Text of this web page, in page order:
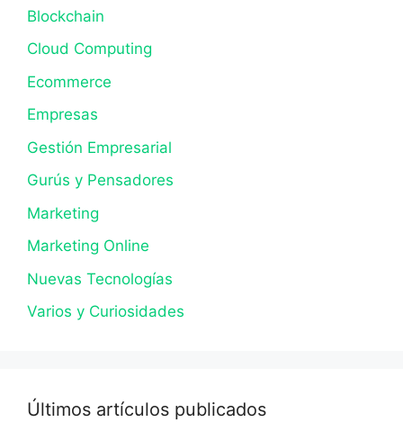
Blockchain
Cloud Computing
Ecommerce
Empresas
Gestión Empresarial
Gurús y Pensadores
Marketing
Marketing Online
Nuevas Tecnologías
Varios y Curiosidades
Últimos artículos publicados